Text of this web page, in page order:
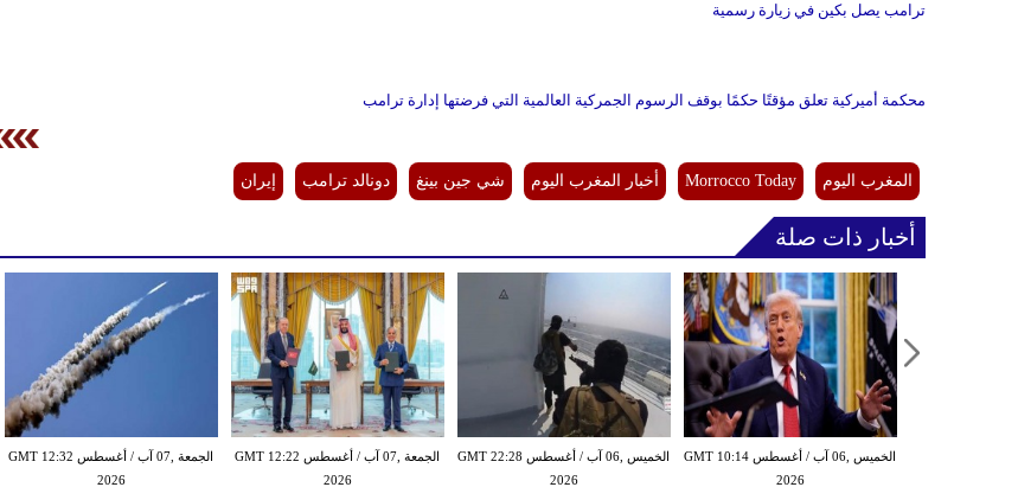
ترامب يصل بكين في زيارة رسمية
محكمة أميركية تعلق مؤقتًا حكمًا بوقف الرسوم الجمركية العالمية التي فرضتها إدارة ترامب
المغرب اليوم Morrocco Today أخبار المغرب اليوم شي جين بينغ دونالد ترامب إيران
أخبار ذات صلة
الجمعة ,07 آب / أغسطس GMT 12:32
2026
الجمعة ,07 آب / أغسطس GMT 12:22
2026
الخميس ,06 آب / أغسطس GMT 22:28
2026
الخميس ,06 آب / أغسطس GMT 10:14
2026